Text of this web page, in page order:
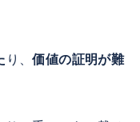
り、価値の証明が難